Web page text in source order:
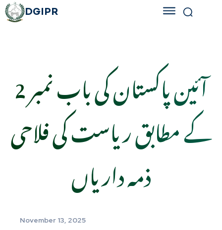
DGIPR
آئین پاکستان کی باب نمبر 2
کے مطابق ریاست کی فلاحی
ذمہ داریاں
November 13, 2025